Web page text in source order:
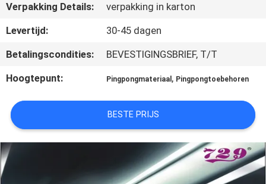
NEEM
CONTACT
MET
ONS
VRAAG
EEN
OFFERTE
Verpakking Details:
verpakking in karton
Levertijd:
30-45 dagen
Betalingscondities:
BEVESTIGINGSBRIEF, T/T
Hoogtepunt:
Pingpongmateriaal , Pingpongtoebehoren
BESTE PRIJS